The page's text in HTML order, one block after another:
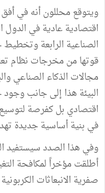
اقتصادية عادية في الدول
الصناعية الرابعة
قوتها من مخرجات نظام
مجالات الذكاء الصناعي
البيئة هذا إلى جانب
اقتصادي بل كفرصة
في بنية أساسية جديدة
أطلقت مؤخراً لمكافحة
صفرية الانبعاثات